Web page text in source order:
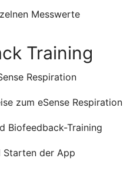
Messwerte
Training
Respiration
zum eSense Respiration
Biofeedback-Training
Starten der App